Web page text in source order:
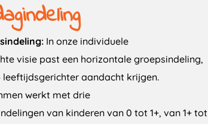
In onze individuele
visie past een horizontale groepsindeling,
aandacht krijgen.
werkt met drie
van kinderen van 0 tot 1+, van 1+ tot